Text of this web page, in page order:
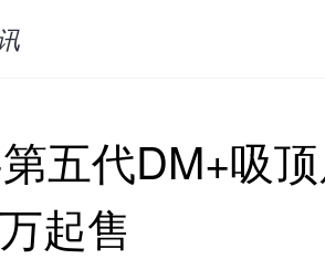
五代DM+吸
起售